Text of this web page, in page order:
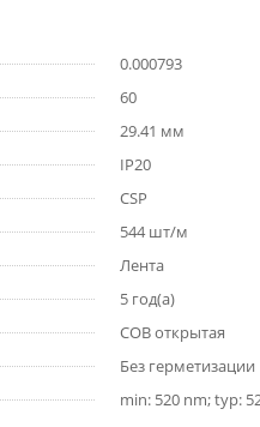
0.000793
60
29.41 мм
IP20
CSP
544 шт/м
Лента
5 год(а)
COB открытая
Без герметизации
min: 520 nm; typ: